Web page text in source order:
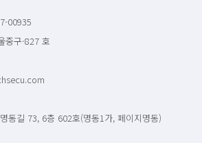
00935
중구-827 호
동길 73, 6층 602호(명동1가, 페이지명동)